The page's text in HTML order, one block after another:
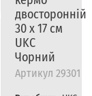
двосторонній
30 х 17 см
UKC
Чорний
Артикул 29301